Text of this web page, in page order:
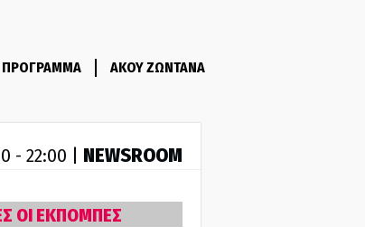
ΠΡΟΓΡΑΜΜΑ ΑΚΟΥ ΖΩΝΤΑΝΑ
- 22:00 | NEWSROOM
ΟΙ ΕΚΠΟΜΠΕΣ